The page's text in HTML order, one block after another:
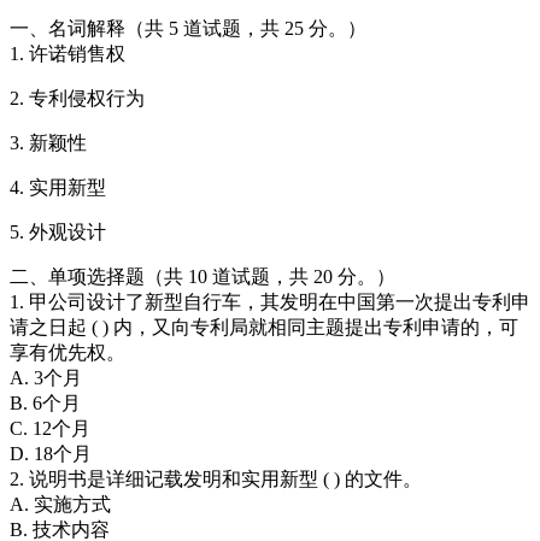
一、名词解释（共 5 道试题，共 25 分。）
1. 许诺销售权
2. 专利侵权行为
3. 新颖性
4. 实用新型
5. 外观设计
二、单项选择题（共 10 道试题，共 20 分。）
1. 甲公司设计了新型自行车，其发明在中国第一次提出专利申
请之日起 ( ) 内，又向专利局就相同主题提出专利申请的，可
享有优先权。
A. 3个月
B. 6个月
C. 12个月
D. 18个月
2. 说明书是详细记载发明和实用新型 ( ) 的文件。
A. 实施方式
B. 技术内容